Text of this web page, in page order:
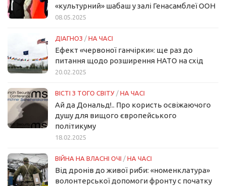
«культурний» шабаш у залі Генасамблеї ООН
08.05.2025
ДІАГНОЗ / НА ЧАСІ
Ефект «червоної ганчірки»: ще раз до
питання щодо розширення НАТО на схід
20.02.2025
ВІСТІ З ТОГО СВІТУ / НА ЧАСІ
Ай да Дональд!.. Про користь освіжаючого
душу для вищого європейського
політикуму
18.02.2025
ВІЙНА НА ВЛАСНІ ОЧІ / НА ЧАСІ
Від дронів до живої риби: «номенклатура»
волонтерської допомоги фронту с початку